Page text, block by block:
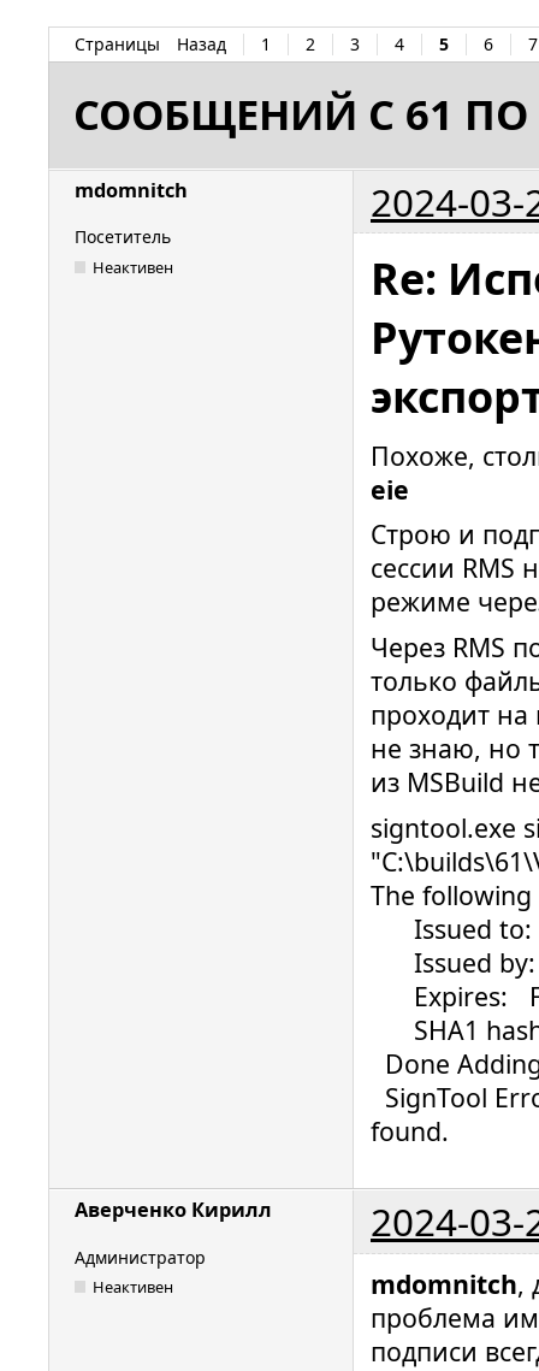
Страницы Назад 1 2 3 4 5 6 7
СООБЩЕНИЙ С 61 ПО
mdomnitch 2024-03-
Посетитель
Неактивен
Re:
Похоже,
eie
Строю и
сессии RMS
режиме
Через RMS
только
проходит на
не знаю, но
из MSBuild
signtool.exe
The
Issued to:
Issued by:
Expires:
SHA1
Done
SignTool
found.
Аверченко Кирилл 2024-03-
Администратор
Неактивен mdomnitch,
проблема
подписи